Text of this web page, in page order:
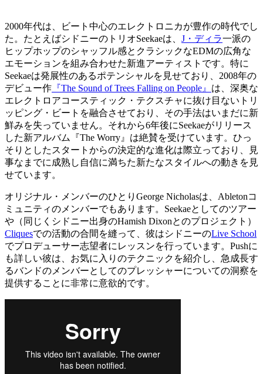
2000年代は、ビート中心のエレクトロニカが豊作の時代でし
た。たとえばシドニーのトリオSeekaeは、 J・ディラ一派の
ヒップホップのシャッフル感とクラシックなEDMの広角な
エモーションを組み合わせた新進アーティストです。特に
Seekaeは発展性のあるポテンシャルを見せており、2008年の
デビュー作 『The Sound of Trees Falling on People』 は、深奥な
エレクトロアコースティック・テクスチャに抜け目ないトリ
ッピング・ビートを融合させており、その手法はいまだに新
鮮みを失っていません。それから6年後にSeekaeがリリース
した新アルバム『The Worry』は絶賛を受けています。ひっ
そりとしたスタートからの決定的な進化は際立っており、見
事なまでに成熟し自信に満ちた新たなスタイルへの動きを見
せています。
オリジナル・メンバーのひとりGeorge Nicholasは、Abletonコ
ミュニティのメンバーでもあります。Seekaeとしてのツアー
や（同じくシドニー出身のHamish Dixonとのプロジェクト）
Cliquesでの活動の合間を縫って、彼はシドニーのLive School
でプロデューサー志望者にレッスンを行っています。Pushに
も詳しい彼は、お気に入りのテクニックを紹介し、急成長す
るバンドのメンバーとしてのプレッシャーについての洞察を
提供することに非常に意欲的です。